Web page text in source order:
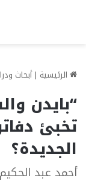
الرئيسية | أبحاث
“بايدن
تخبئ
الجديدة؟
أحمد عبد الحكيم